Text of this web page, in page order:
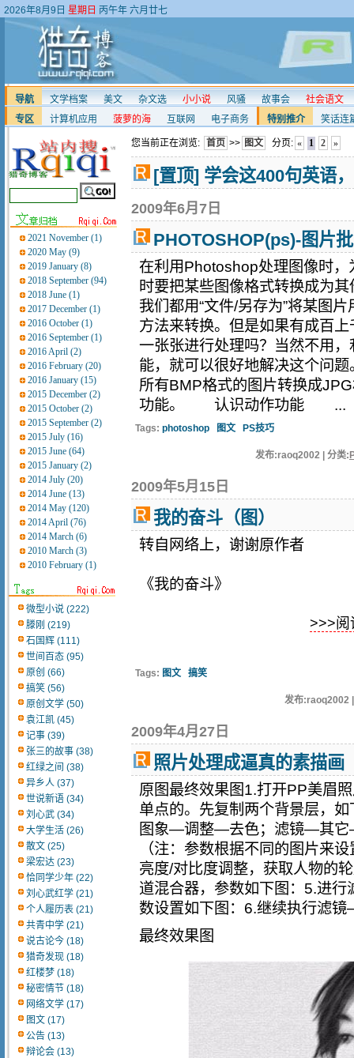
2026年8月9日 星期日 丙午年 六月廿七
导航 文学档案 美文 杂文选 小小说 风骚 故事会
社会语文
专区
计算机应用 菠萝的海 互联网 电子商务 特别推介 笑话连
2021 November (1)
2020 May (9)
2019 January (8)
2018 September (94)
2018 June (1)
2017 December (1)
2016 October (1)
2016 September (1)
2016 April (2)
2016 February (20)
2016 January (15)
2015 December (2)
2015 October (2)
2015 September (2)
2015 July (16)
2015 June (64)
2015 January (2)
2014 July (20)
2014 June (13)
2014 May (120)
2014 April (76)
2014 March (6)
2010 March (3)
2010 February (1)
微型小说 (222)
滕刚 (219)
石国辉 (111)
世间百态 (95)
原创 (66)
搞笑 (56)
原创文学 (50)
袁江凯 (45)
记事 (39)
张三的故事 (38)
红绿之间 (38)
异乡人 (37)
世说新语 (34)
刘心武 (34)
大学生活 (26)
散文 (25)
梁宏达 (23)
恰同学少年 (22)
刘心武红学 (21)
个人履历表 (21)
共青中学 (21)
说古论今 (18)
猎奇发现 (18)
红楼梦 (18)
秘密情节 (18)
网络文学 (17)
图文 (17)
公告 (13)
辩论会 (13)
您当前正在浏览: 首页 >> 图文 分页: « 1 2 »
[置顶] 学会这400句英语
2009年6月7日
PHOTOSHOP(ps)-图片
在利用Photoshop处理图像时
时要把某些图像格式转换成为
我们都用“文件/另存为”将某图
方法来转换。但是如果有成百
一张张进行处理吗？当然不用
能，就可以很好地解决这个问
所有BMP格式的图片转换成
功能。 认识动作功能 ...
Tags: photoshop 图文 PS技巧
发布:raoq2002 | 分类:
2009年5月15日
我的奋斗（图）
转自网络上，谢谢原作者
《我的奋斗》
>>>阅
Tags: 图文 搞笑
发布:raoq2002
2009年4月27日
照片处理成逼真的素描画
原图最终效果图1.打开PP美眉
单点的。先复制两个背景层，
图象—调整—去色；滤镜—其它
（注：参数根据不同的图片来
亮度/对比度调整，获取人物的
道混合器，参数如下图：5.进
数设置如下图：6.继续执行滤
最终效果图